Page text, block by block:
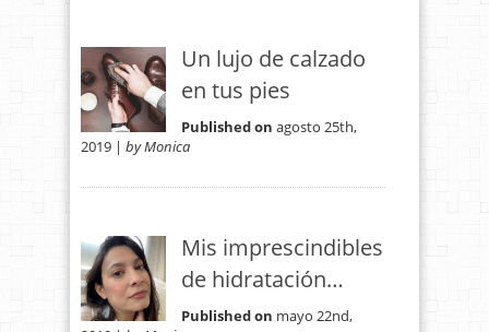
Un lujo de calzado
en tus pies
Published on agosto 25th,
2019 | by Monica
Mis imprescindibles
de hidratación…
Published on mayo 22nd,